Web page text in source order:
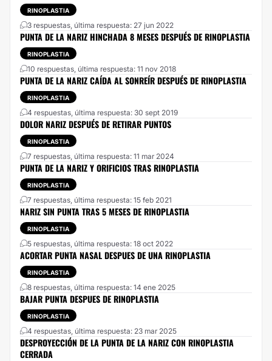
RINOPLASTIA
3 respuestas, última respuesta: 27 jun 2022
PUNTA DE LA NARIZ HINCHADA 8 MESES DESPUÉS DE RINOPLASTIA
RINOPLASTIA
10 respuestas, última respuesta: 11 nov 2018
PUNTA DE LA NARIZ CAÍDA AL SONREÍR DESPUÉS DE RINOPLASTIA
RINOPLASTIA
4 respuestas, última respuesta: 30 sept 2019
DOLOR NARIZ DESPUÉS DE RETIRAR PUNTOS
RINOPLASTIA
7 respuestas, última respuesta: 11 mar 2024
PUNTA DE LA NARIZ Y ORIFICIOS TRAS RINOPLASTIA
RINOPLASTIA
7 respuestas, última respuesta: 15 feb 2021
NARIZ SIN PUNTA TRAS 5 MESES DE RINOPLASTIA
RINOPLASTIA
5 respuestas, última respuesta: 18 oct 2022
ACORTAR PUNTA NASAL DESPUES DE UNA RINOPLASTIA
RINOPLASTIA
8 respuestas, última respuesta: 14 ene 2025
BAJAR PUNTA DESPUES DE RINOPLASTIA
RINOPLASTIA
4 respuestas, última respuesta: 23 mar 2025
DESPROYECCIÓN DE LA PUNTA DE LA NARIZ CON RINOPLASTIA
CERRADA